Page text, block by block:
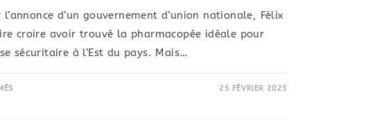
l’annonce d’un gouvernement d’union nationale, Félix
croire avoir trouvé la pharmacopée idéale pour
sécuritaire à l’Est du pays. Mais…
25 FÉVRIER 2025